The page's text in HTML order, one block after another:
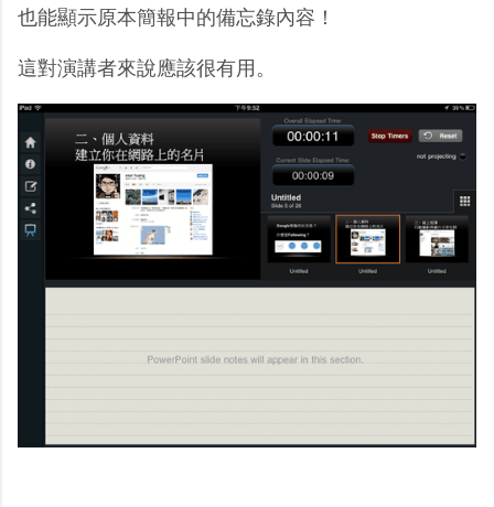
也能顯示原本簡報中的備忘錄內容！
這對演講者來說應該很有用。